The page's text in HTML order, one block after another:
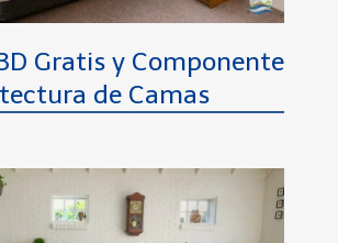
Gratis y Componente
de Camas